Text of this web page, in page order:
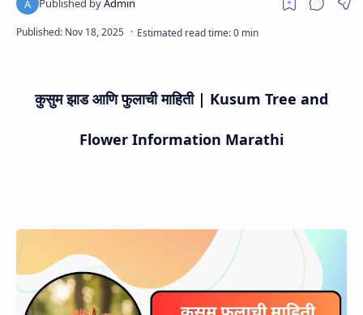
कुसुम झाड आणि फुलाची माहिती | Kusum Tree and
Flower Information Marathi